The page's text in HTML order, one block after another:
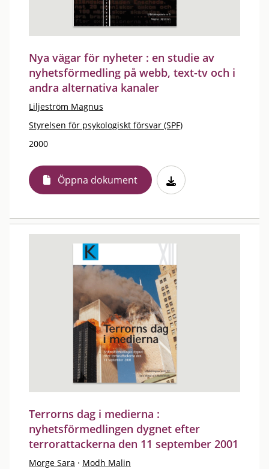
Nya vägar för nyheter : en studie av
nyhetsförmedling på webb, text-tv och i
andra alternativa kanaler
Liljeström Magnus
Styrelsen för psykologiskt försvar (SPF)
2000
Öppna dokument
Terrorns dag i medierna :
nyhetsförmedlingen dygnet efter
terrorattackerna den 11 september 2001
Morge Sara · Modh Malin